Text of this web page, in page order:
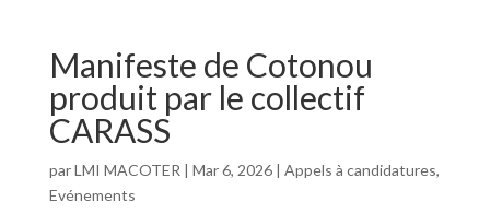
Manifeste de Cotonou
produit par le collectif
CARASS
parLMI MACOTER | Mar 6, 2026| Appels à candidatures,
Evénements